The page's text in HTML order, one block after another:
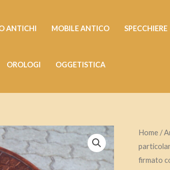
ANTICHI MOBILE ANTICO SPECCHIERE
OROLOGI OGGETISTICA
Home /
firmato
sgabello
thonet